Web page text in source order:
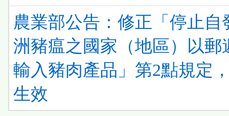
農業部公告：修正「停止自
洲豬瘟之國家（地區）以郵
輸入豬肉產品」第2點規定
生效